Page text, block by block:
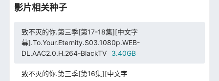
影片相关种子
致不灭的你.第三季[第17-18集][中文字
幕].To.Your.Eternity.S03.1080p.WEB-
DL.AAC2.0.H.264-BlackTV
3.40GB
致不灭的你.第三季[第16集][中文字